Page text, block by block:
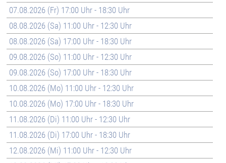
07.08.2026 (Fr) 17:00 Uhr - 18:30 Uhr
08.08.2026 (Sa) 11:00 Uhr - 12:30 Uhr
08.08.2026 (Sa) 17:00 Uhr - 18:30 Uhr
09.08.2026 (So) 11:00 Uhr - 12:30 Uhr
09.08.2026 (So) 17:00 Uhr - 18:30 Uhr
10.08.2026 (Mo) 11:00 Uhr - 12:30 Uhr
10.08.2026 (Mo) 17:00 Uhr - 18:30 Uhr
11.08.2026 (Di) 11:00 Uhr - 12:30 Uhr
11.08.2026 (Di) 17:00 Uhr - 18:30 Uhr
12.08.2026 (Mi) 11:00 Uhr - 12:30 Uhr